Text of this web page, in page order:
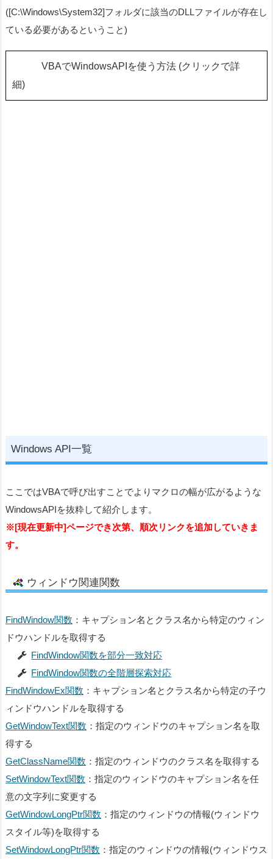
([C:\Windows\System32]フォルダに該当のDLLファイルが存在し
ている必要があるということ)
VBAでWindowsAPIを使う方法 (クリックで詳
細)
【32bit 戻り値ありの場合】
Declare
PtrSafe
afe キーワード (VBA) – Microsoft Learn
Declare
Windows API一覧
ここではVBAで呼び出すことでよりマクロの幅が広がるような
WindowsAPIを抜粋して紹介します。
※[現在更新中]ページでき次第、順次リンクを追加していきま
す。
ウィンドウ関連関数
FindWindow関数 ：キャプション名とクラス名から特定のウィン
ドウハンドルを取得する
FindWindow関数を部分一致対応
FindWindow関数の全階層探索対応
FindWindowEx関数 ：キャプション名とクラス名から特定の子ウ
ィンドウハンドルを取得する
GetWindowText関数 ：指定のウィンドウのキャプション名を取
得する
GetClassName関数 ：指定のウィンドウのクラス名を取得する
SetWindowText関数 ：指定のウィンドウのキャプション名を任
意の文字列に変更する
GetWindowLongPtr関数 ：指定のウィンドウの情報(ウィンドウ
スタイル等)を取得する
SetWindowLongPtr関数 ：指定のウィンドウの情報(ウィンドウス